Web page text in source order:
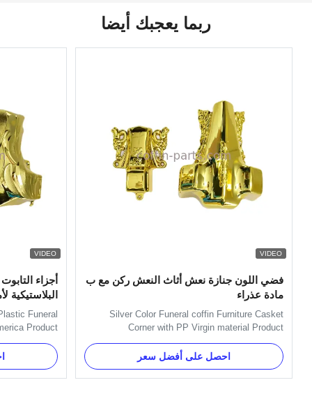
ربما يعجبك أيضا
VIDEO
فضي اللون جنازة نعش أثاث النعش ركن مع ب
مادة عذراء
Silver Color Funeral coffin Furniture Casket
Corner with PP Virgin material Product
carners, 8 pcs small casket corners, 2pcs 80'
long steel bars (203cm) and 2pcs 26' short steel
bars (66cm). Item Name TX-Model 3# Material
احصل على أفضل سعر
VIDEO
أجزاء
البلاستيكية
Funeral
Product
of Origin
T/T, Western
Material